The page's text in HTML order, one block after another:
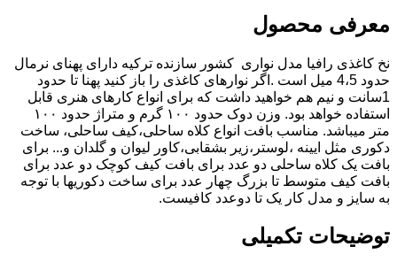
معرفی محصول
نخ کاغذی رافیا مدل نواری کشور سازنده ترکیه دارای پهنای نرمال
حدود 4،5 میل است .اگر نوارهای کاغذی را باز کنید پهنا تا حدود
1سانت و نیم هم خواهید داشت که برای انواع کارهای هنری قابل
متر میباشد. مناسب بافت انواع کلاه ساحلی،کیف ساحلی، ساخت
دکوری مثل ایینه ،لوستر،زیر بشقابی،کاور لیوان و گلدان و... برای
بافت یک کلاه ساحلی دو عدد برای بافت کیف کوچک دو عدد برای
بافت کیف متوسط تا بزرگ چهار عدد برای ساخت دکوریها با توجه
به سایز و مدل کار یک تا دوعدد کافیست.
توضیحات تکمیلی